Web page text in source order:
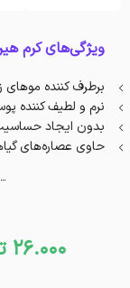
ویژگی‌های کرم
برطرف کننده موهای
نرم و لطیف کننده
بدون ایجاد
حاوی عصاره‌های
26.000